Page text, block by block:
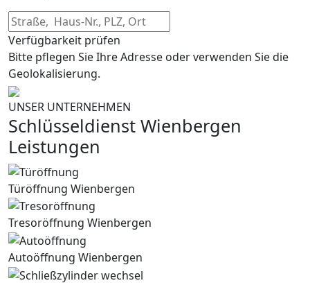
Verfügbarkeit prüfen
Bitte pflegen Sie Ihre Adresse oder verwenden Sie die
Geolokalisierung.
UNSER UNTERNEHMEN
Schlüsseldienst Wienbergen
Leistungen
Türöffnung Wienbergen
Tresoröffnung Wienbergen
Autoöffnung Wienbergen